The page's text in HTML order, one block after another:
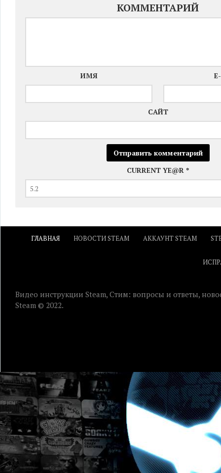
КОММЕНТАРИЙ
ИМЯ
САЙТ
CURRENT YE@R *
ГЛАВНАЯ НОВОСТИ STEAM АККАУНТ STEAM
Видео инструкции Steam, Стим: вопросы и ответы,
Steam © 2022.